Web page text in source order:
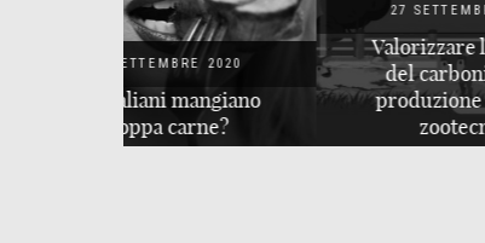
27 SETTEMBRE 2020
Valorizzare la cattura
del carbonio nella
produzione agricola
zootecnica